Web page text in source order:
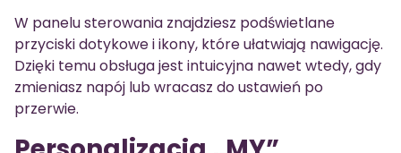
W panelu sterowania znajdziesz podświetlane
przyciski dotykowe i ikony, które ułatwiają nawigację.
Dzięki temu obsługa jest intuicyjna nawet wtedy, gdy
zmieniasz napój lub wracasz do ustawień po
przerwie.